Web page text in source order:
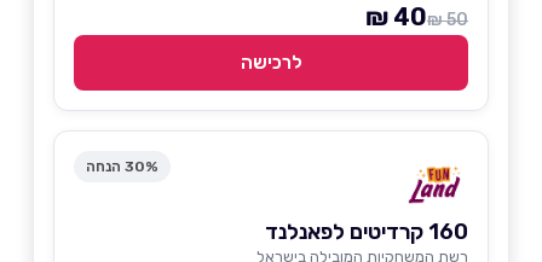
50 ₪
40 ₪
לרכישה
30% הנחה
160 קרדיטים לפאנלנד
רשת המשחקיות המובילה בישראל